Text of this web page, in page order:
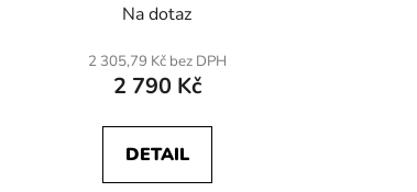
Na dotaz
2 305,79 Kč bez DPH
2 790 Kč
DETAIL